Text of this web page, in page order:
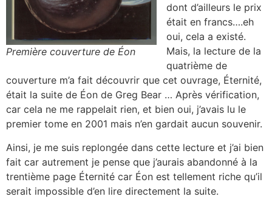
Première couverture de Éon
dont d’ailleurs le prix
était en francs….eh
oui, cela a existé.
Mais, la lecture de la
quatrième de
couverture m’a fait découvrir que cet ouvrage, Éternité,
était la suite de Éon de Greg Bear … Après vérification,
car cela ne me rappelait rien, et bien oui, j’avais lu le
premier tome en 2001 mais n’en gardait aucun souvenir.
Ainsi, je me suis replongée dans cette lecture et j’ai bien
fait car autrement je pense que j’aurais abandonné à la
trentième page Éternité car Éon est tellement riche qu’il
serait impossible d’en lire directement la suite.